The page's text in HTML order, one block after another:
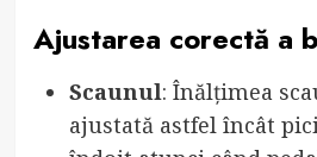
Ajustarea corectă a
Scaunul: Înălțimea
ajustată astfel încât